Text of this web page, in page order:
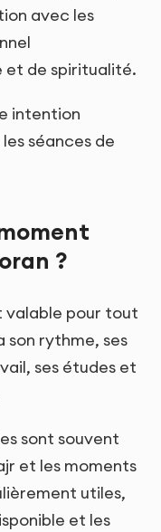
avec les
et de spiritualité.
intention
séances de
?
valable pour tout
son rythme, ses
ses études et
sont souvent
et les moments
utiles,
et les